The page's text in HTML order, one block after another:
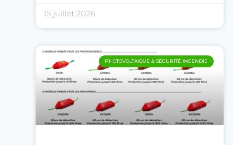
15 juillet 2026
PHOTOVOLTAÏQUE & SÉCURITÉ INCENDIE